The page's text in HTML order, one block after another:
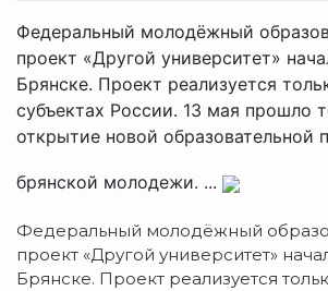
Федеральный молодёжный
проект «Другой университет»
Брянске. Проект реализуется
субъектах России. 13 мая прошло
открытие новой образовательной
брянской молодежи. ...
Федеральный молодёжный
проект «Другой университет»
Брянске. Проект реализуется